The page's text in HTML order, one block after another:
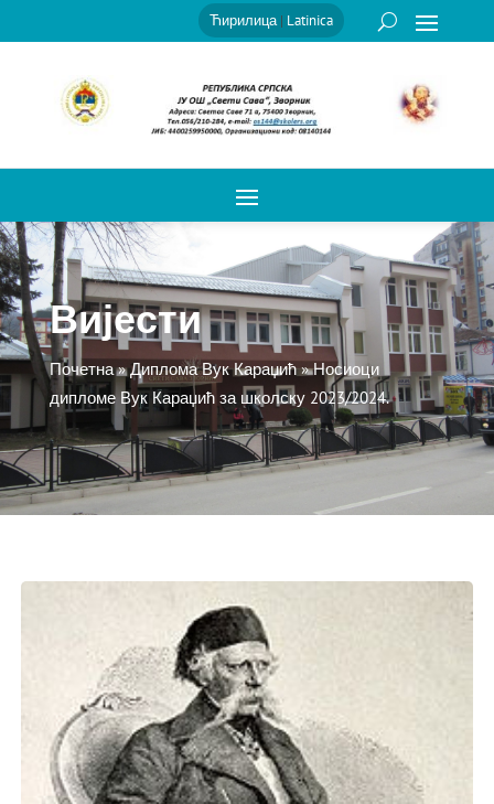
Ћирилица| Latinica
Вијести
Почетна»Диплома Вук Караџић»Носиоци
дипломе Вук Караџић за школску 2023/2024.